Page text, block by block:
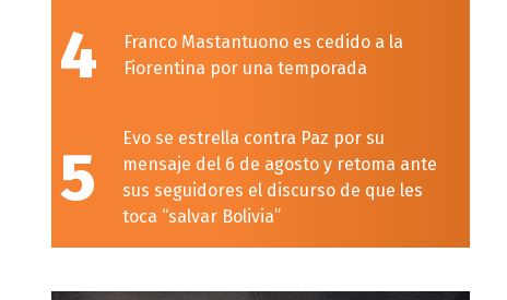
4
Franco Mastantuono es cedido a la
Fiorentina por una temporada
5
Evo se estrella contra Paz por su
mensaje del 6 de agosto y retoma ante
sus seguidores el discurso de que les
toca “salvar Bolivia”